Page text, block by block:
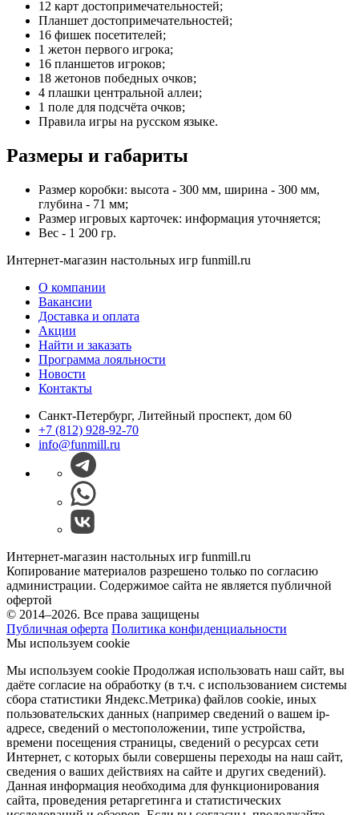
12 карт достопримечательностей;
Планшет достопримечательностей;
16 фишек посетителей;
1 жетон первого игрока;
16 планшетов игроков;
18 жетонов победных очков;
4 плашки центральной аллеи;
1 поле для подсчёта очков;
Правила игры на русском языке.
Размеры и габариты
Размер коробки: высота - 300 мм, ширина - 300 мм,
глубина - 71 мм;
Размер игровых карточек: информация уточняется;
Вес - 1 200 гр.
Интернет-магазин настольных игр funmill.ru
О компании
Вакансии
Доставка и оплата
Акции
Найти и заказать
Программа лояльности
Новости
Контакты
Санкт-Петербург, Литейный проспект, дом 60
+7 (812) 928-92-70
info@funmill.ru
Интернет-магазин настольных игр funmill.ru
Копирование материалов разрешено только по согласию
администрации. Содержимое сайта не является публичной
офертой
© 2014–2026. Все права защищены
Публичная оферта Политика конфиденциальности
Мы используем cookie
Мы используем cookie Продолжая использовать наш cайт, вы
даёте согласие на обработку (в т.ч. с использованием системы
сбора статистики Яндекс.Метрика) файлов cookie, иных
пользовательских данных (например сведений о вашем ip-
адресе, сведений о местоположении, типе устройства,
времени посещения страницы, сведений о ресурсах сети
Интернет, с которых были совершены переходы на наш сайт,
сведения о ваших действиях на сайте и других сведений).
Данная информация необходима для функционирования
сайта, проведения ретаргетинга и статистических